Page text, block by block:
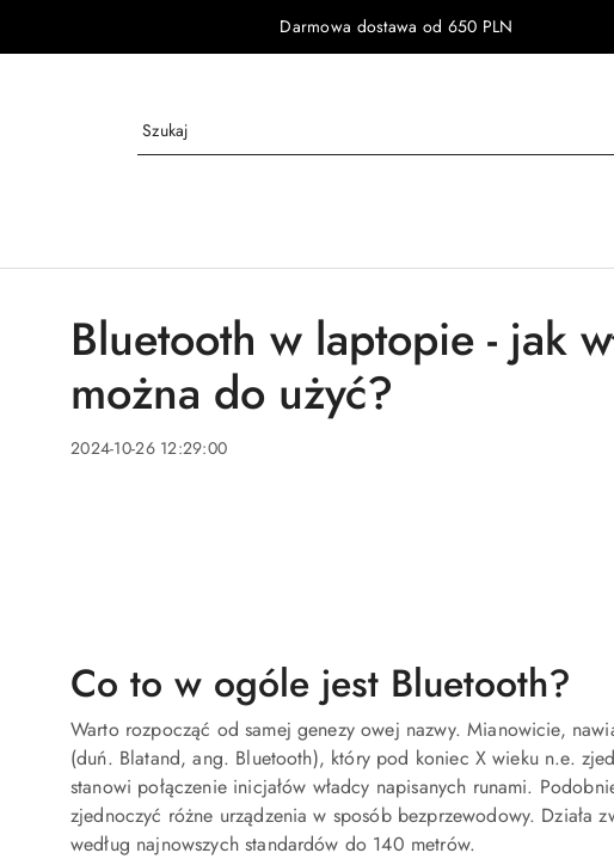
Darmowa dostawa od 650 PLN
Bluetooth w laptopie - jak
można do użyć?
2024-10-26 12:29:00
Co to w ogóle jest Bluetooth?
Warto rozpocząć od samej genezy owej nazwy. Mianowicie,
(duń. Blatand, ang. Bluetooth), który pod koniec X wieku n.e.
stanowi połączenie inicjałów władcy napisanych runami.
zjednoczyć różne urządzenia w sposób bezprzewodowy.
według najnowszych standardów do 140 metrów.